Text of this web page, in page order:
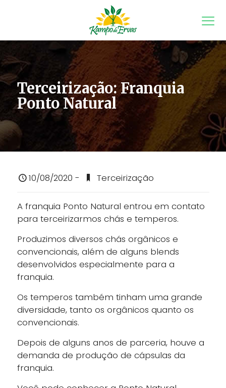
Terceirização: Franquia
Ponto Natural
10/08/2020 - Terceirização
A franquia Ponto Natural entrou em contato
para terceirizarmos chás e temperos.
Produzimos diversos chás orgânicos e
convencionais, além de alguns blends
desenvolvidos especialmente para a
franquia.
Os temperos também tinham uma grande
diversidade, tanto os orgânicos quanto os
convencionais.
Depois de alguns anos de parceria, houve a
demanda de produção de cápsulas da
franquia.